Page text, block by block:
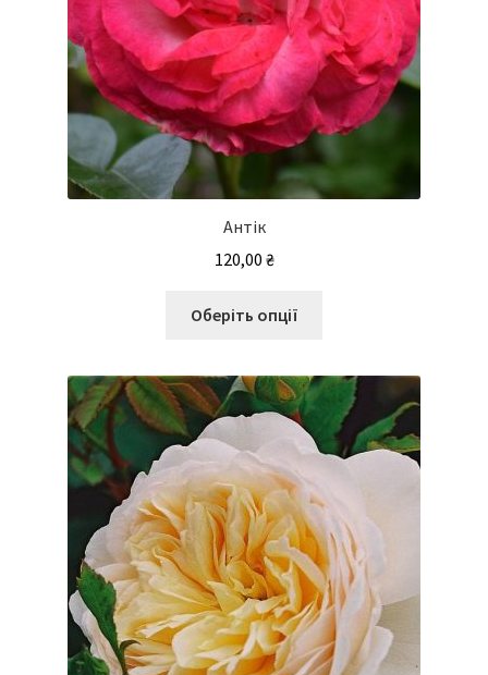
Антік
120,00 ₴
Оберіть опції
кілька
варіантів.
Параметри
можна
вибрати
на
сторінці
товару